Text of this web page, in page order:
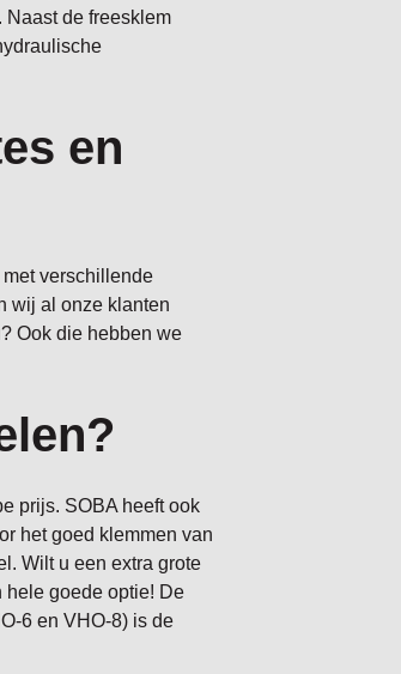
Naast de freesklem
en
verschillende
wij al onze klanten
Ook die hebben we
prijs. SOBA heeft ook
het goed klemmen van
Wilt u een extra grote
hele goede optie! De
6 en VHO-8) is de